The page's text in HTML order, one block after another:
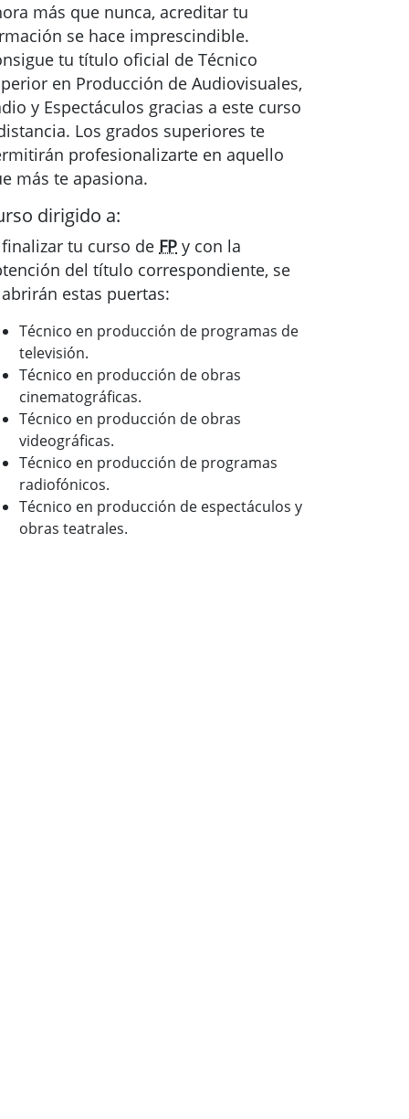
más que nunca, acreditar tu
se hace imprescindible.
tu título oficial de Técnico
en Producción de Audiovisuales,
y Espectáculos gracias a este curso
Los grados superiores te
profesionalizarte en aquello
más te apasiona.
dirigido a:
tu curso de FP y con la
del título correspondiente, se
estas puertas:
Técnico en producción de programas de
televisión.
Técnico en producción de obras
cinematográficas.
Técnico en producción de obras
videográficas.
Técnico en producción de programas
radiofónicos.
Técnico en producción de espectáculos y
obras teatrales.